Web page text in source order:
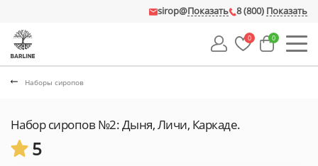
sirop@Показать 8 (800) Показать
0 0
Наборы сиропов
Набор сиропов №2: Дыня, Личи, Каркаде.
5